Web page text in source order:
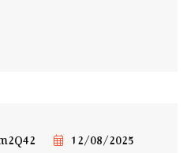
12/08/2025